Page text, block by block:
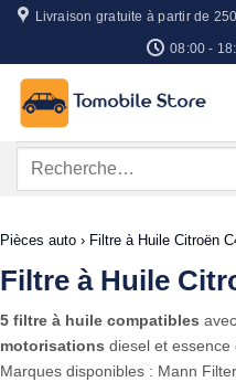
Passer
contenu
Livraison gratuite à partir de
08:00 -
Recherche
Pièces auto › Filtre à Huile Citroën
Filtre à Huile
5 filtre à huile compatibles
motorisations diesel et essence
Marques disponibles : Mann